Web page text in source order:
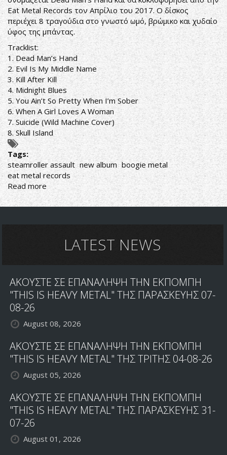
Eat Metal Records τον Απρίλιο του 2017. Ο δίσκος
περιέχει 8 τραγούδια στο γνωστό ωµό, βρώµικο και χυδαίο
ύφος της µπάντας.
Tracklist:
1. Dead Man’s Hand
2. Evil Is My Middle Name
3. Kill After Kill
4. Midnight Blues
5. You Ain’t So Pretty When I’m Sober
6. When A Girl Loves A Woman
7. Suicide (Wild Machine Cover)
8. Skull Island
Tags:
steamroller assault new album boogie metal
eat metal records
Read more about
STEAMROLLER
ASSAULT
DEAD
MAN'SLATEST NEWS
ΑΚΟΥΣΤΕ ΣΕ ΕΠΑΝΑΛΗΨΗ ΤΗΝ ΕΚΠΟΜΠΗ
"THIS IS HEAVY METAL" ΤΗΣ ΠΑΡΑΣΚΕΥΗΣ 07-
08-26
August 08, 2026
ΑΚΟΥΣΤΕ ΣΕ ΕΠΑΝΑΛΗΨΗ ΤΗΝ ΕΚΠΟΜΠΗ
"THIS IS HEAVY METAL" ΤΗΣ ΤΡΙΤΗΣ 04-08-26
August 05, 2026
ΑΚΟΥΣΤΕ ΣΕ ΕΠΑΝΑΛΗΨΗ ΤΗΝ ΕΚΠΟΜΠΗ
"THIS IS HEAVY METAL" ΤΗΣ ΠΑΡΑΣΚΕΥΗΣ 31-
07-26
August 01, 2026